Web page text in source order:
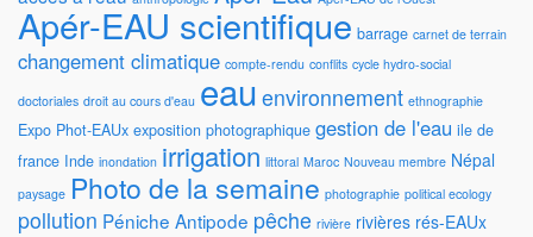
Apér-EAU scientifique barrage carnet de terrain
changement climatique compte-rendu conflits cycle hydro-social
doctoriales droit au cours d'eau eau environnement ethnographie
Expo Phot-EAUx exposition photographique gestion de l'eau ile de
france Inde inondation irrigation littoral Maroc Nouveau membre Népal
paysage Photo de la semaine photographie political ecology
pollution Péniche Antipode pêche rivière rivières rés-EAUx